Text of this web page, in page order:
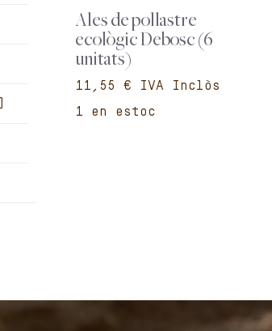
Ales de pollastre
ecològic Debosc (6
unitats)
€
1 en estoc